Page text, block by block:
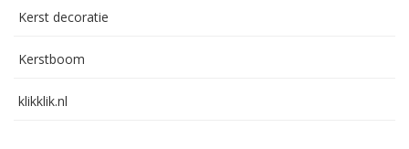
Kerst decoratie
Kerstboom
klikklik.nl